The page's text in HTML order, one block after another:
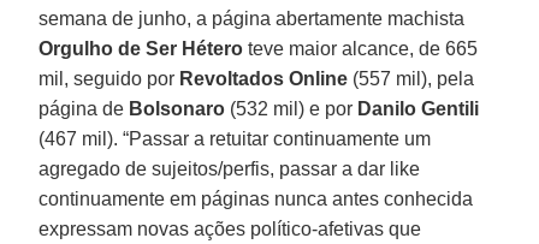
semana de junho, a página abertamente machista
Orgulho de Ser Hétero teve maior alcance, de 665
mil, seguido por Revoltados Online (557 mil), pela
página de Bolsonaro (532 mil) e por Danilo Gentili
(467 mil). “Passar a retuitar continuamente um
agregado de sujeitos/perfis, passar a dar like
continuamente em páginas nunca antes conhecida
expressam novas ações político-afetivas que